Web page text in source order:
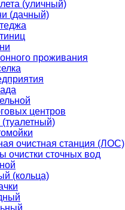
(уличный)
(дачный)
проживания
центров
очистная станция (ЛОС)
очистки сточных вод
(кольца)